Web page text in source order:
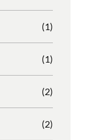
(1)
(1)
(2)
(2)